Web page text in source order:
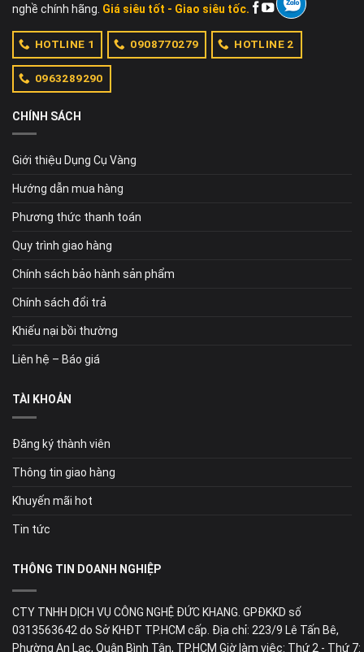
nghề chính hãng. Giá siêu tốt - Giao siêu tốc.
HOTLINE 1 0908770279 HOTLINE 2
0963289290
CHÍNH SÁCH
Giới thiệu Dụng Cụ Vàng
Hướng dẫn mua hàng
Phương thức thanh toán
Quy trình giao hàng
Chính sách bảo hành sản phẩm
Chính sách đổi trả
Khiếu nại bồi thường
Liên hệ – Báo giá
TÀI KHOẢN
Đăng ký thành viên
Thông tin giao hàng
Khuyến mãi hot
Tin tức
THÔNG TIN DOANH NGHIỆP
CTY TNHH DỊCH VỤ CÔNG NGHỆ ĐỨC KHANG. GPĐKKD số
0313563642 do Sở KHĐT TP.HCM cấp. Địa chỉ: 223/9 Lê Tấn Bê,
Phường An Lạc, Quận Bình Tân, TP.HCM Giờ làm việc: Thứ 2 - Thứ 7: